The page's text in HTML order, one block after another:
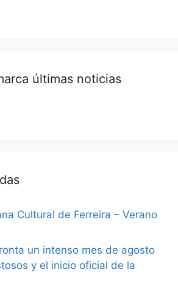
últimas noticias
Cultural de Ferreira – Verano
un intenso mes de agosto
y el inicio oficial de la